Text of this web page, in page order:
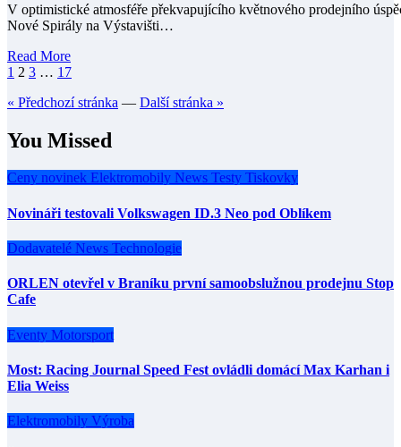
V optimistické atmosféře překvapujícího květnového prodejního úspěchu vozů Omoda/Jaecoo uvedla 10. června v prostorách
Nové Spirály na Výstavišti…
Read More
Stránkování
příspěvků
1 2 3 … 17
« Předchozí stránka — Další stránka »
You Missed
Ceny novinek Elektromobily News Testy Tiskovky
Novináři testovali Volkswagen ID.3 Neo pod Oblíkem
Dodavatelé News Technologie
ORLEN otevřel v Braníku první samoobslužnou prodejnu Stop
Cafe
Eventy Motorsport
Most: Racing Journal Speed Fest ovládli domácí Max Karhan i
Elia Weiss
Elektromobily Výroba